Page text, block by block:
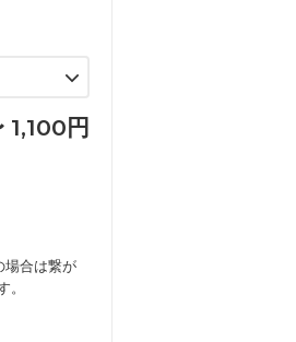
円
場合は繋が